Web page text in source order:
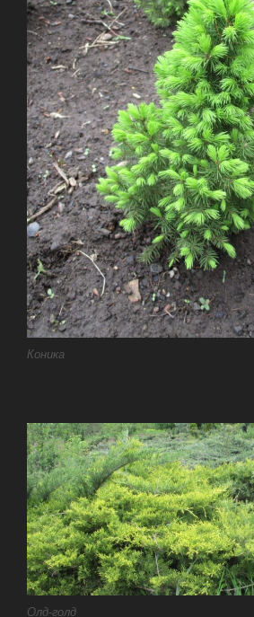
Коника
Олд-голд